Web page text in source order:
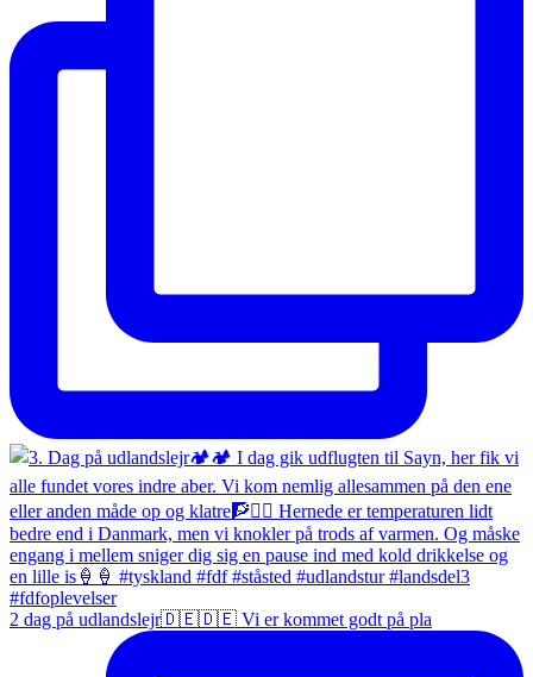
2 dag på udlandslejr🇩🇪🇩🇪 Vi er kommet godt på pla